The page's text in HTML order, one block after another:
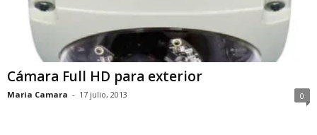
Cámara Full HD para exterior
Maria Camara - 17 julio, 2013 0